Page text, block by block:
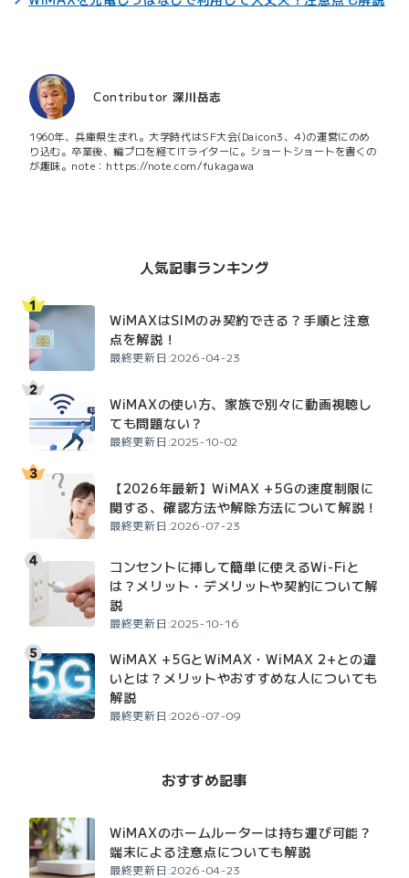
Contributor 深川岳志
1960年、兵庫県生まれ。大学時代はSF大会(Daicon3、4)の運営にのめ
り込む。卒業後、編プロを経てITライターに。ショートショートを書くの
が趣味。note：https://note.com/fukagawa
人気記事ランキング
WiMAXはSIMのみ契約できる？手順と注意
点を解説！
最終更新日:2026-04-23
WiMAXの使い方、家族で別々に動画視聴し
ても問題ない？
最終更新日:2025-10-02
【2026年最新】WiMAX +5Gの速度制限に
関する、確認方法や解除方法について解説！
最終更新日:2026-07-23
コンセントに挿して簡単に使えるWi-Fiと
は？メリット・デメリットや契約について解
説
最終更新日:2025-10-16
WiMAX +5GとWiMAX・WiMAX 2+との違
いとは？メリットやおすすめな人についても
解説
最終更新日:2026-07-09
おすすめ記事
WiMAXのホームルーターは持ち運び可能？
端末による注意点についても解説
最終更新日:2026-04-23